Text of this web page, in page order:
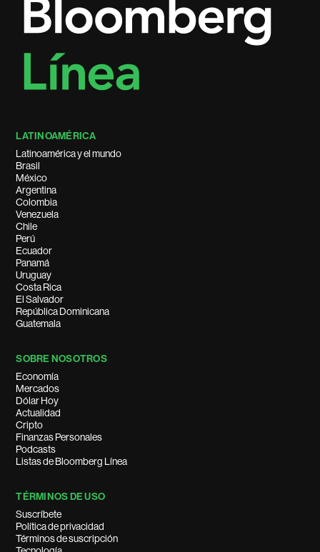
LATINOAMÉRICA
Latinoamérica y el mundo
Brasil
México
Argentina
Colombia
Venezuela
Chile
Perú
Ecuador
Panamá
Uruguay
Costa Rica
El Salvador
República Dominicana
Guatemala
SOBRE NOSOTROS
Economía
Mercados
Dólar Hoy
Actualidad
Cripto
Finanzas Personales
Podcasts
Listas de Bloomberg Línea
TÉRMINOS DE USO
Suscríbete
Política de privacidad
Términos de suscripción